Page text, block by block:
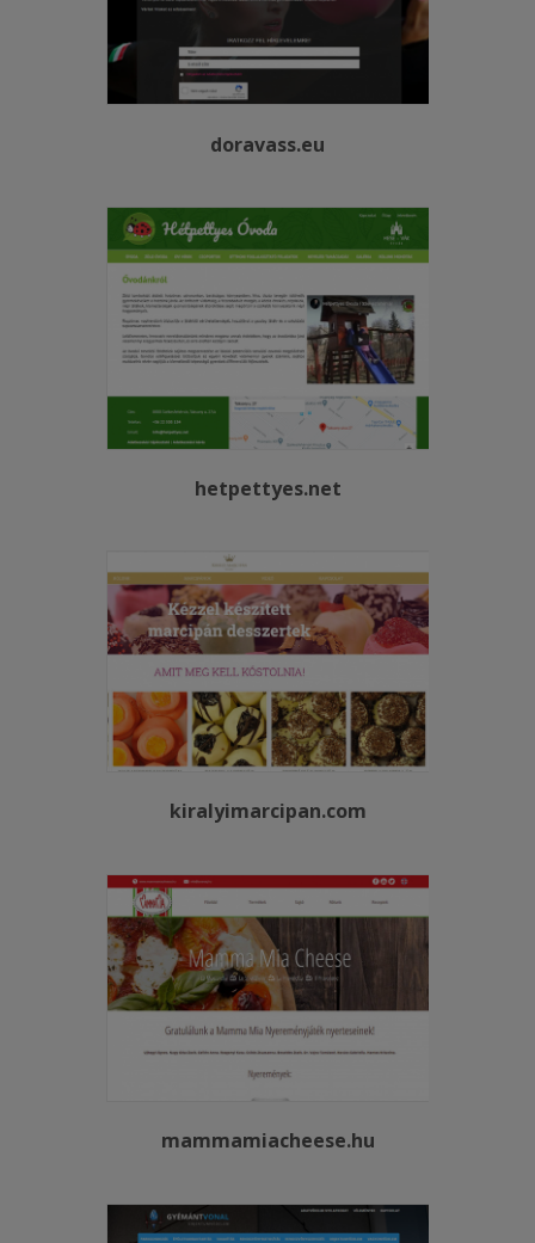
doravass.eu
hetpettyes.net
kiralyimarcipan.com
mammamiacheese.hu